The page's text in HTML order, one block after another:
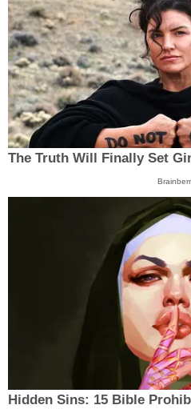
The Truth Will Finally Set
Hidden Sins: 15 Bible